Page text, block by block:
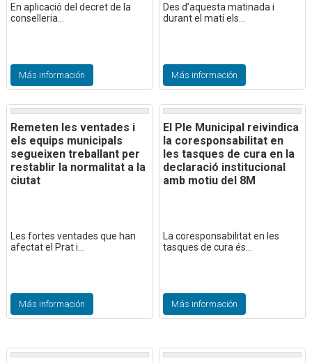
En aplicació del decret de la
conselleria...
Más información
Des d’aquesta matinada i
durant el matí els...
Más información
Remeten les ventades i
els equips municipals
segueixen treballant per
restablir la normalitat a la
ciutat
Les fortes ventades que han
afectat el Prat i...
Más información
El Ple Municipal reivindica
la coresponsabilitat en
les tasques de cura en la
declaració institucional
amb motiu del 8M
La coresponsabilitat en les
tasques de cura és...
Más información